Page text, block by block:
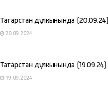
Татарстан дулкынында (20.09.24)
20.09.2024
Татарстан дулкынында (19.09.24)
19.09.2024